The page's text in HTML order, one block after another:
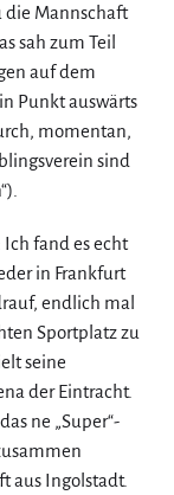
die Mannschaft
sah zum Teil
auf dem
Punkt auswärts
momentan,
sind
fand es echt
in Frankfurt
endlich mal
Sportplatz zu
seine
der Eintracht.
ne „Super“-
aus Ingolstadt.